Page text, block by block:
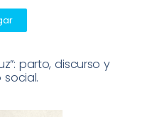
parto, discurso y